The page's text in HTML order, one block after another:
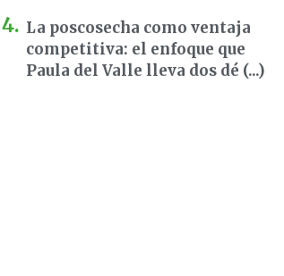
La poscosecha como ventaja
competitiva: el enfoque que
Paula del Valle lleva dos dé (...)